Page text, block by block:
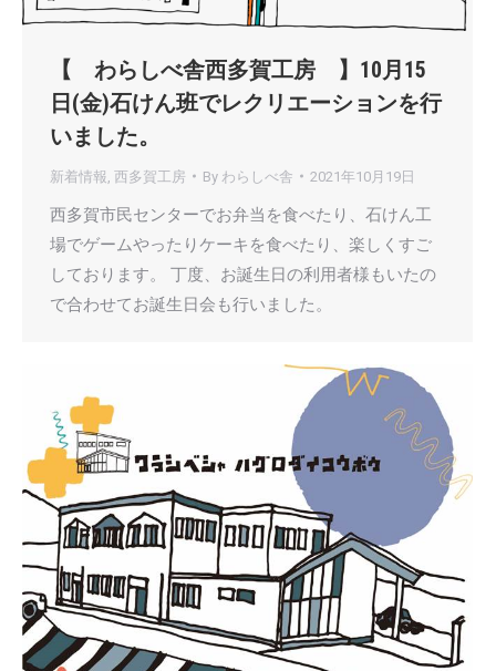
【 わらしべ舎西多賀工房 】10月15
日(金)石けん班でレクリエーションを行
いました。
新着情報 西多賀工房 By わらしべ舎 2021年10月19日
西多賀市民センターでお弁当を食べたり、石けん工
場でゲームやったりケーキを食べたり、楽しくすご
しております。 丁度、お誕生日の利用者様もいたの
で合わせてお誕生日会も行いました。